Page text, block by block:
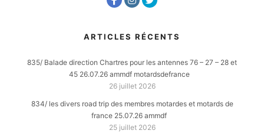
ARTICLES RÉCENTS
835/ Balade direction Chartres pour les antennes 76 – 27 – 28 et
45 26.07.26 ammdf motardsdefrance
26 juillet 2026
834/ les divers road trip des membres motardes et motards de
france 25.07.26 ammdf
25 juillet 2026